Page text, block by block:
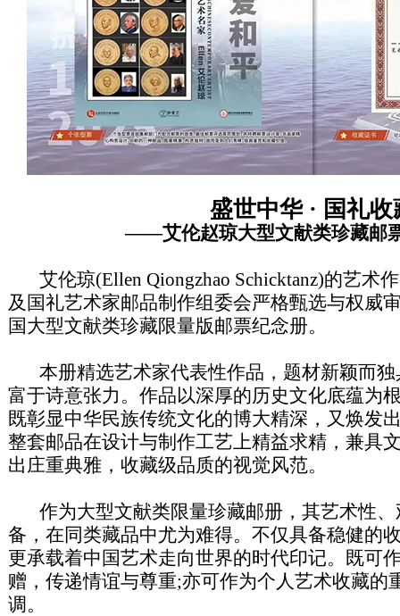
盛世中华 · 国礼收
——艾伦赵琼大型文献类珍藏邮
艾伦琼(Ellen Qiongzhao Schicktanz)的艺术
及国礼艺术家邮品制作组委会严格甄选与权威
国大型文献类珍藏限量版邮票纪念册。
本册精选艺术家代表性作品，题材新颖而独
富于诗意张力。作品以深厚的历史文化底蕴为
既彰显中华民族传统文化的博大精深，又焕发
整套邮品在设计与制作工艺上精益求精，兼具
出庄重典雅，收藏级品质的视觉风范。
作为大型文献类限量珍藏邮册，其艺术性、
备，在同类藏品中尤为难得。不仅具备稳健的
更承载着中国艺术走向世界的时代印记。既可
赠，传递情谊与尊重;亦可作为个人艺术收藏的
调。